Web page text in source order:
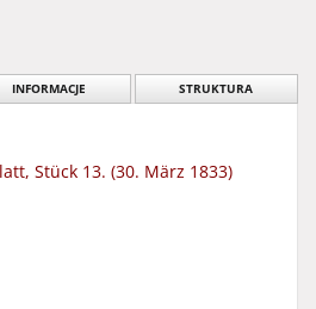
INFORMACJE STRUKTURA
Stück 13. (30. März 1833)